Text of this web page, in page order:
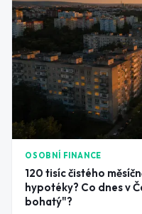
OSOBNÍ FINANCE
120 tisíc čistého
hypotéky? Co dnes v
bohatý"?